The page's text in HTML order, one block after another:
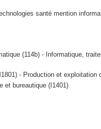
santé mention
(114b) - Informatique,
- Production et
et bureautique (I1401)